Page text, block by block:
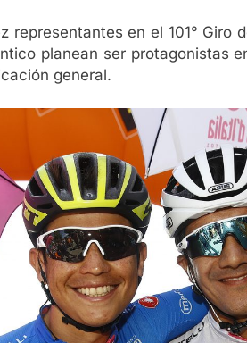
representantes en el 101° Giro
planean ser protagonistas
general.